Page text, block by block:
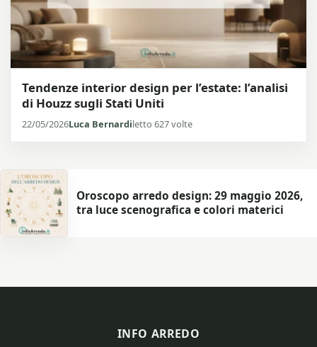
Tendenze interior design per l’estate: l’analisi
di Houzz sugli Stati Uniti
22/05/2026Luca Bernardiletto 627 volte
Oroscopo arredo design: 29 maggio 2026,
tra luce scenografica e colori materici
INFO ARREDO